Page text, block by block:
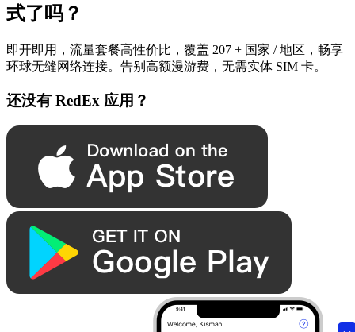
式了吗？
即开即用，流量套餐高性价比，覆盖 207 + 国家 / 地区，畅享
环球无缝网络连接。告别高额漫游费，无需实体 SIM 卡。
还没有 RedEx 应用？